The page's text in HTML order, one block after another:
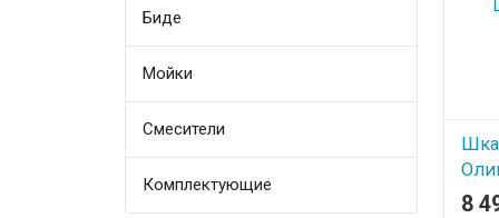
Биде
Мойки
Смесители
Комплектующие
8